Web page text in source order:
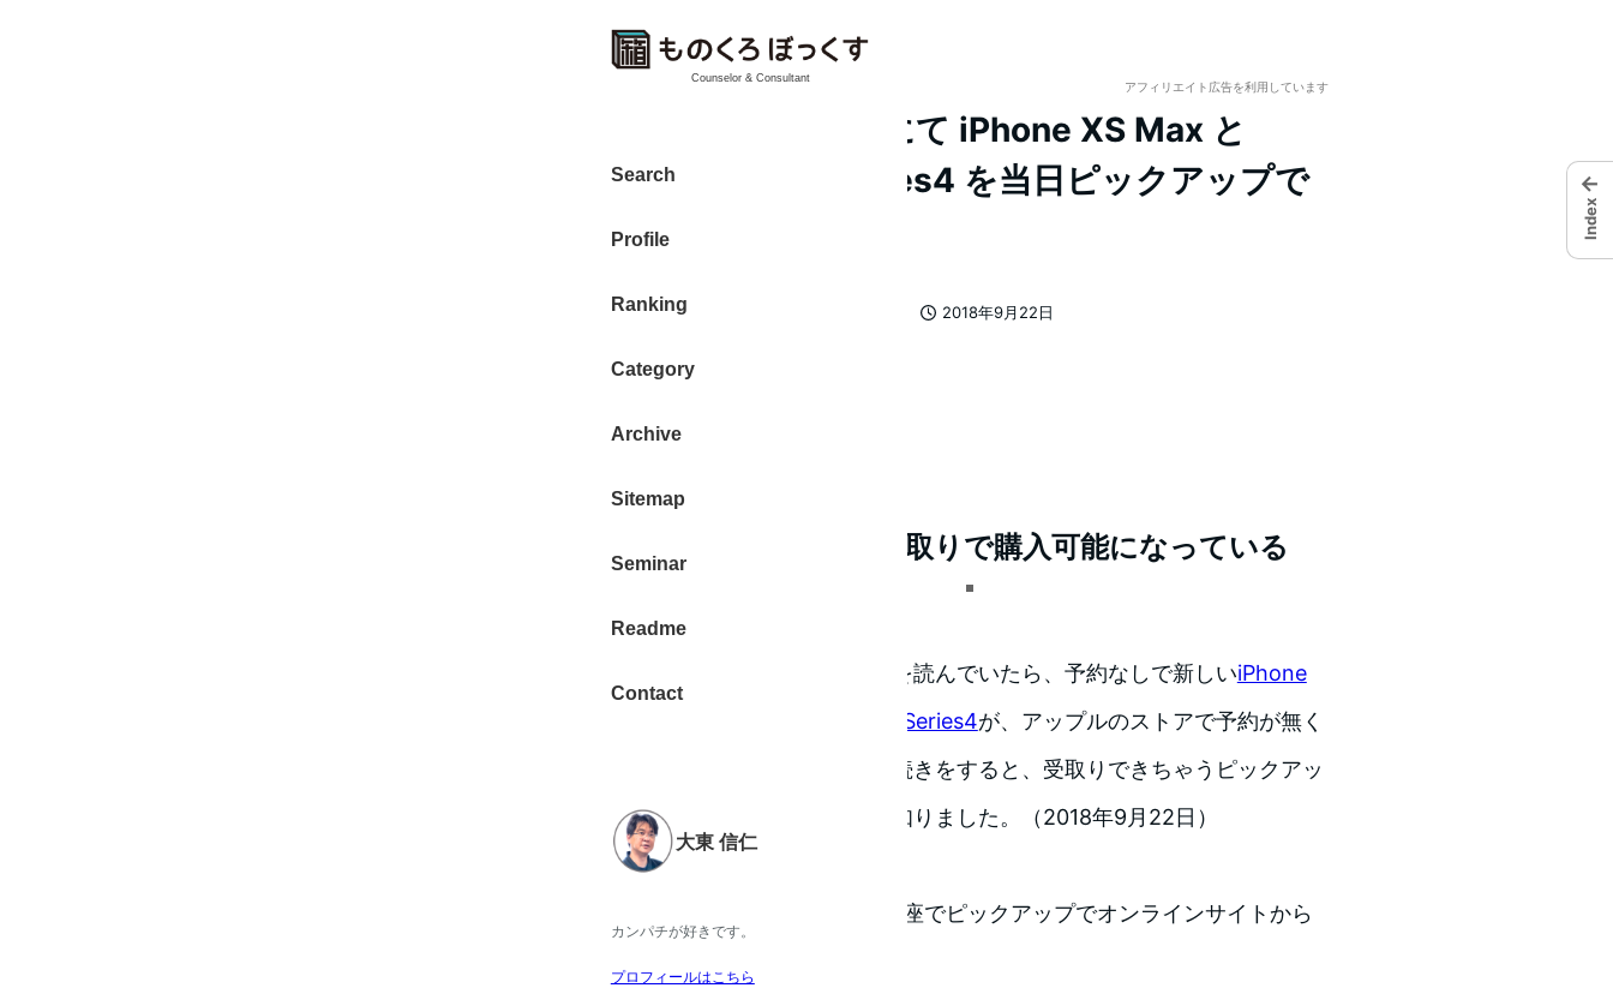
Counselor & Consultant
Search
Profile
Ranking
Category
Archive
Sitemap
Seminar
Readme
Contact
大東 信仁
カンパチが好きです。
プロフィールはこちら
アフィリエイト広告を利用しています
Appleストア銀座にて iPhone XS Max と
Apple Watch series4 を当日ピックアップで
購入できた
2018年9月22日
者
大東 信仁（ものくろ）
予約なしでも当日受け取りで購入可能になっている
酔いどれオヤジさんのブログを読んでいたら、予約なしで新しいiPhone
Apple Watch Series4が、アップルのストアで予約が無く
ても、オンラインから購入手続きをすると、受取りできちゃうピックアッ
プが可能になっていることを知りました。（2018年9月22日）
これは、行っておくしかない！
ということで、Apple Store銀座でピックアップでオンラインサイトから
←
Index